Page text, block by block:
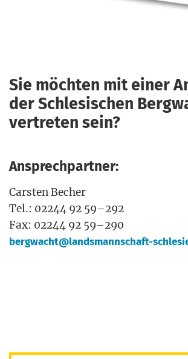
Sie möchten mit einer
der Schlesischen
vertreten sein?
Ansprechpartner:
Cars­ten Becher
Tel.: 02244 92 59–292
Fax: 02244 92 59–290
bergwacht@landsmannschaft-